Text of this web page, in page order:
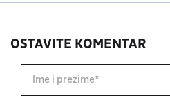
OSTAVITE KOMENTAR